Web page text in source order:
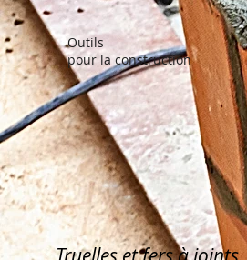
Outils
pour la construction